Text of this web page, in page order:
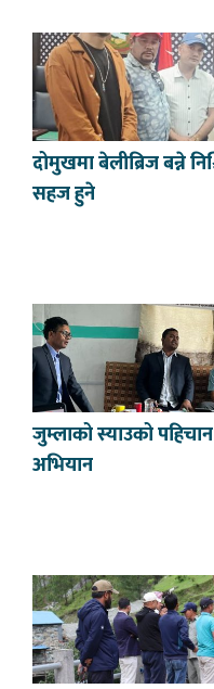
दोमुखमा बेलीब्रिज बन्ने
सहज हुने
जुम्लाको स्याउको
अभियान